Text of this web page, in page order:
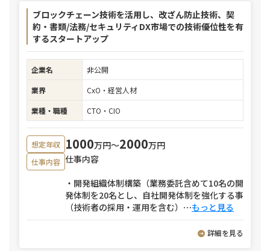
ブロックチェーン技術を活用し、改ざん防止技術、契
約・書類/法務/セキュリティDX市場での技術優位性を有
するスタートアップ
企業名
非公開
業界
CxO・経営人材
業種・職種
CTO・CIO
想定年収 1000万円〜2000万円
仕事内容 仕事内容
・開発組織体制構築（業務委託含めて10名の開
発体制を20名とし、自社開発体制を強化する事
（技術者の採用・運用を含む） ⋯もっと見る
詳細を見る